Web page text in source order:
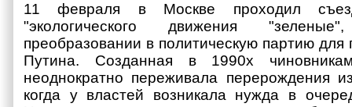
11 февраля в Москве проходил
"экологического движения
преобразовании в политическую партию
Путина. Созданная в 1990х
неоднократно переживала перерождения
когда у властей возникала нужда в